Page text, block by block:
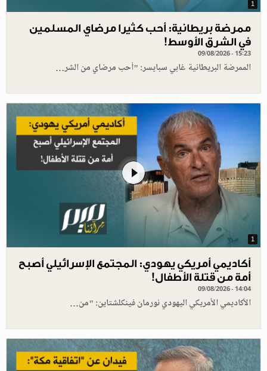
1
ممرضة بريطانية: أحب كثيرا مرضاي المسلمين
في الشرق الأوسط!
09/08/2026 - 15:23
الممرضة البريطانية غابي سبايسر: "أحب مرضاي من الشر…
1
أكاديمي أمريكي يهودي: المجتمع الإسرائيلي أصبح
أمة من قتلة الأطفال!
09/08/2026 - 14:04
الأكاديمي الأمريكي اليهودي نورمان فينكلشتاين: "من…